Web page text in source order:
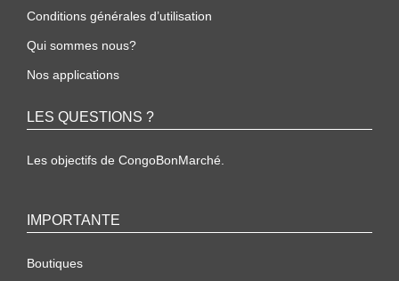
Conditions générales d’utilisation
Qui sommes nous?
Nos applications
LES QUESTIONS ?
Les objectifs de CongoBonMarché.
IMPORTANTE
Boutiques